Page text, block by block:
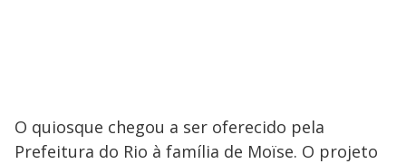
O quiosque chegou a ser oferecido pela
Prefeitura do Rio à família de Moïse. O projeto